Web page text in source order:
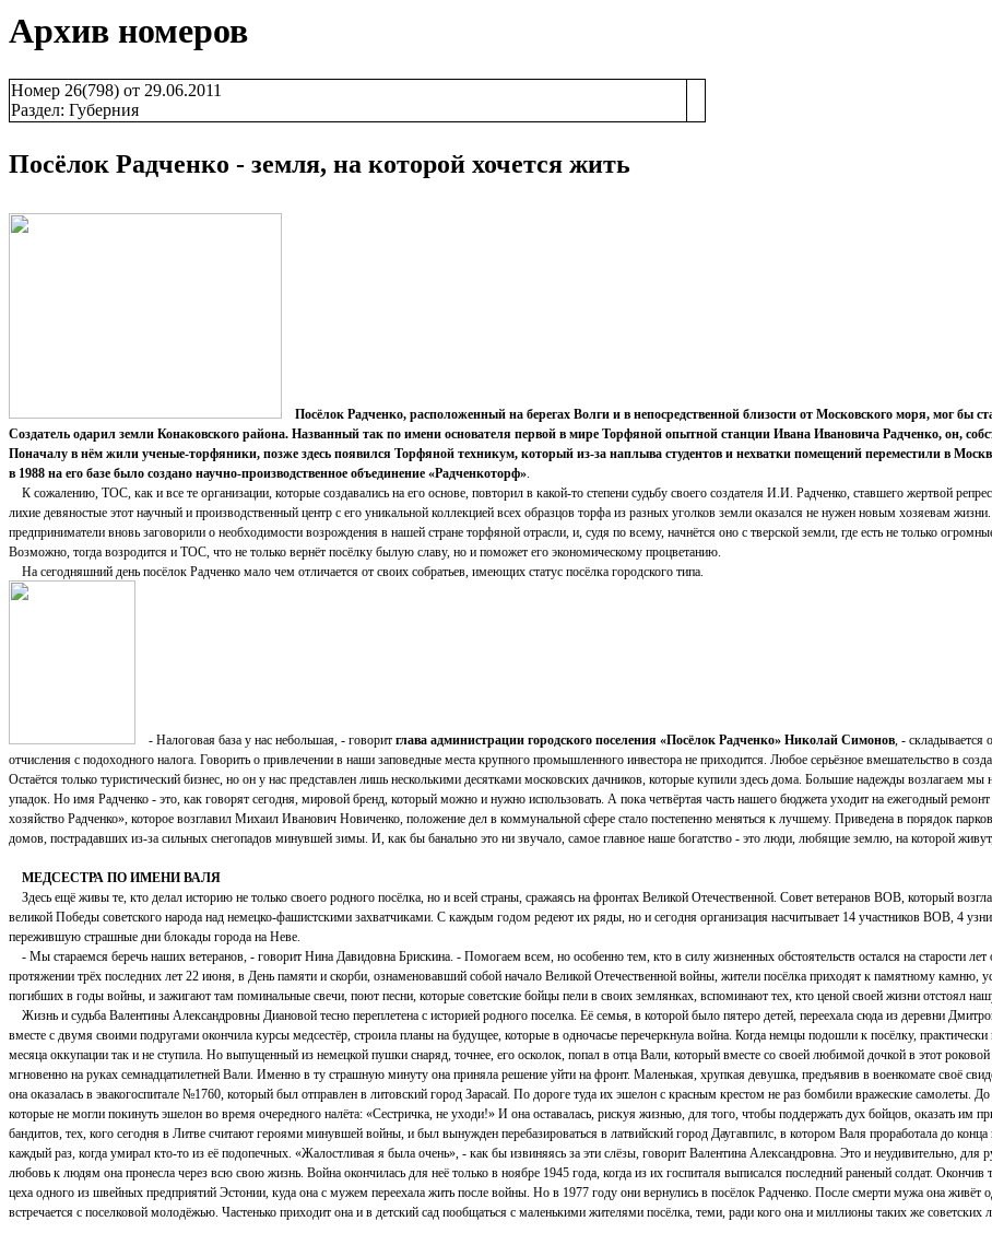
Архив номеров
Номер 26(798) от 29.06.2011
Раздел: Губерния
Посёлок Радченко - земля, на которой хочется жить
Посёлок Радченко, расположенный на берегах Волги и в непосредственной близости от Московского моря, мог
Создатель одарил земли Конаковского района. Названный так по имени основателя первой в мире Торфяной опытной станции Ивана Ивановича Радченко, он,
Поначалу в нём жили ученые-торфяники, позже здесь появился Торфяной техникум, который из-за наплыва студентов и нехватки помещений переместили в
в 1988 на его базе было создано научно-производственное объединение «Радченкоторф».
К сожалению, ТОС, как и все те организации, которые создавались на его основе, повторил в какой-то степени судьбу своего создателя И.И. Радченко, ставшего жертвой
лихие девяностые этот научный и производственный центр с его уникальной коллекцией всех образцов торфа из разных уголков земли оказался не нужен новым хозяевам
предприниматели вновь заговорили о необходимости возрождения в нашей стране торфяной отрасли, и, судя по всему, начнётся оно с тверской земли, где есть не только
Возможно, тогда возродится и ТОС, что не только вернёт посёлку былую славу, но и поможет его экономическому процветанию.
На сегодняшний день посёлок Радченко мало чем отличается от своих собратьев, имеющих статус посёлка городского типа.
- Налоговая база у нас небольшая, - говорит глава администрации городского поселения «Посёлок Радченко» Николай Симонов, - складывается
отчисления с подоходного налога. Говорить о привлечении в наши заповедные места крупного промышленного инвестора не приходится. Любое серьёзное вмешательство в
Остаётся только туристический бизнес, но он у нас представлен лишь несколькими десятками московских дачников, которые купили здесь дома. Большие надежды возлагаем
упадок. Но имя Радченко - это, как говорят сегодня, мировой бренд, который можно и нужно использовать. А пока четвёртая часть нашего бюджета уходит на ежегодный
хозяйство Радченко», которое возглавил Михаил Иванович Новиченко, положение дел в коммунальной сфере стало постепенно меняться к лучшему. Приведена в порядок
домов, пострадавших из-за сильных снегопадов минувшей зимы. И, как бы банально это ни звучало, самое главное наше богатство - это люди, любящие землю, на которой
МЕДСЕСТРА ПО ИМЕНИ ВАЛЯ
Здесь ещё живы те, кто делал историю не только своего родного посёлка, но и всей страны, сражаясь на фронтах Великой Отечественной. Совет ветеранов ВОВ, который
великой Победы советского народа над немецко-фашистскими захватчиками. С каждым годом редеют их ряды, но и сегодня организация насчитывает 14 участников ВОВ, 4
пережившую страшные дни блокады города на Неве.
- Мы стараемся беречь наших ветеранов, - говорит Нина Давидовна Брискина. - Помогаем всем, но особенно тем, кто в силу жизненных обстоятельств остался на старости
протяжении трёх последних лет 22 июня, в День памяти и скорби, ознаменовавший собой начало Великой Отечественной войны, жители посёлка приходят к памятному камню,
погибших в годы войны, и зажигают там поминальные свечи, поют песни, которые советские бойцы пели в своих землянках, вспоминают тех, кто ценой своей жизни отстоял
Жизнь и судьба Валентины Александровны Диановой тесно переплетена с историей родного поселка. Её семья, в которой было пятеро детей, переехала сюда из деревни
вместе с двумя своими подругами окончила курсы медсестёр, строила планы на будущее, которые в одночасье перечеркнула война. Когда немцы подошли к посёлку, практически
месяца оккупации так и не ступила. Но выпущенный из немецкой пушки снаряд, точнее, его осколок, попал в отца Вали, который вместе со своей любимой дочкой в этот
мгновенно на руках семнадцатилетней Вали. Именно в ту страшную минуту она приняла решение уйти на фронт. Маленькая, хрупкая девушка, предъявив в военкомате своё
она оказалась в эвакогоспитале №1760, который был отправлен в литовский город Зарасай. По дороге туда их эшелон с красным крестом не раз бомбили вражеские самолеты.
которые не могли покинуть эшелон во время очередного налёта: «Сестричка, не уходи!» И она оставалась, рискуя жизнью, для того, чтобы поддержать дух бойцов, оказать им
бандитов, тех, кого сегодня в Литве считают героями минувшей войны, и был вынужден перебазироваться в латвийский город Даугавпилс, в котором Валя проработала до
каждый раз, когда умирал кто-то из её подопечных. «Жалостливая я была очень», - как бы извиняясь за эти слёзы, говорит Валентина Александровна. Это и неудивительно,
любовь к людям она пронесла через всю свою жизнь. Война окончилась для неё только в ноябре 1945 года, когда из их госпиталя выписался последний раненый солдат.
цеха одного из швейных предприятий Эстонии, куда она с мужем переехала жить после войны. Но в 1977 году они вернулись в посёлок Радченко. После смерти мужа она живёт
встречается с поселковой молодёжью. Частенько приходит она и в детский сад пообщаться с маленькими жителями посёлка, теми, ради кого она и миллионы таких же